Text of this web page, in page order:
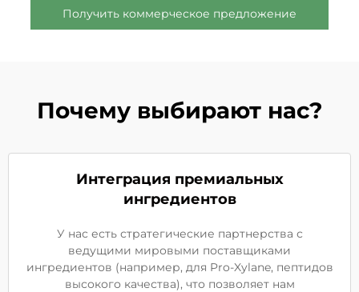
Получить коммерческое предложение
Почему выбирают нас?
Интеграция премиальных
ингредиентов
У нас есть стратегические партнерства с
ведущими мировыми поставщиками
ингредиентов (например, для Pro-Xylane, пептидов
высокого качества), что позволяет нам